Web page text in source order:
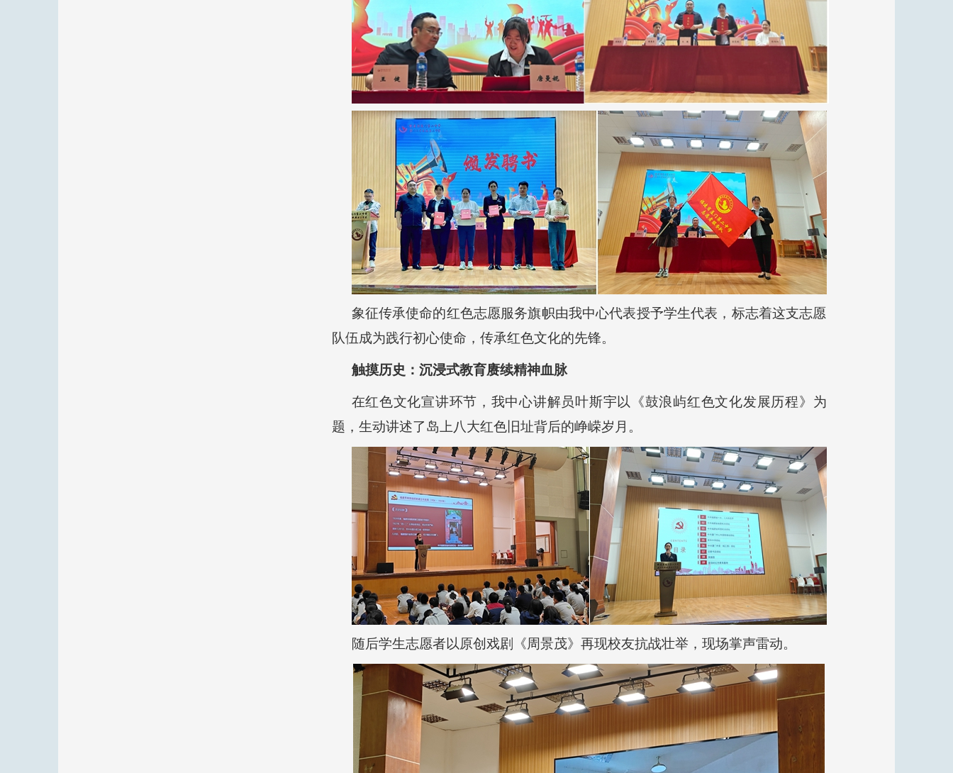
象征传承使命的红色志愿服务旗帜由我中心代表授予学生代表，标志着这支志愿
队伍成为践行初心使命，传承红色文化的先锋。
触摸历史：沉浸式教育赓续精神血脉
在红色文化宣讲环节，我中心讲解员叶斯宇以《鼓浪屿红色文化发展历程》为
题，生动讲述了岛上八大红色旧址背后的峥嵘岁月。
随后学生志愿者以原创戏剧《周景茂》再现校友抗战壮举，现场掌声雷动。